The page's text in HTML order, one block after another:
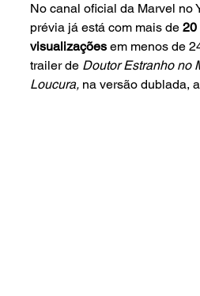
No canal oficial da Marvel no
prévia já está com mais de 20
visualizações em menos de
trailer de Doutor Estranho no
Loucura, na versão dublada,